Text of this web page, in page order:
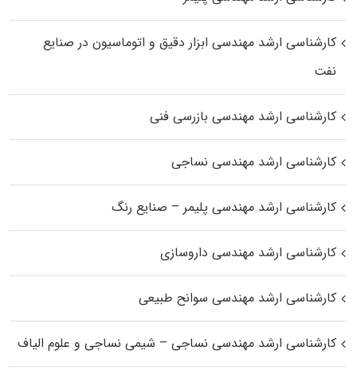
کارشناسی ارشد مهندسی ابزار دقیق و اتوماسیون در صنایع
نفت
کارشناسی ارشد مهندسی بازرسی فنی
کارشناسی ارشد مهندسی نساجی
کارشناسی ارشد مهندسی پلیمر – صنایع رنگ
کارشناسی ارشد مهندسی داروسازی
کارشناسی ارشد مهندسی سوانح طبیعی
کارشناسی ارشد مهندسی نساجی – شیمی نساجی و علوم الیاف